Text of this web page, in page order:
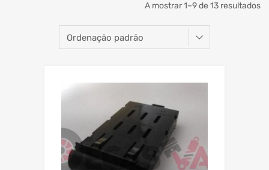
A mostrar 1–9 de 13 resultados